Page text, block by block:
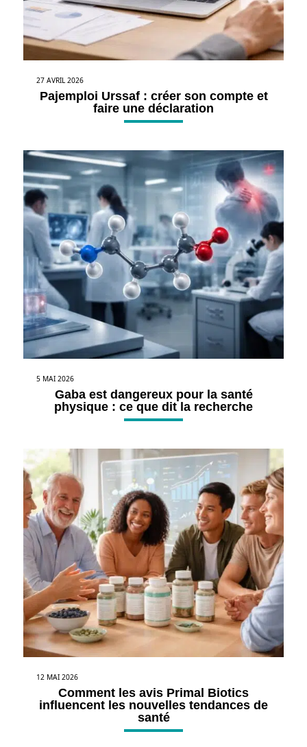
27 AVRIL 2026
Pajemploi Urssaf : créer son compte et
faire une déclaration
5 MAI 2026
Gaba est dangereux pour la santé
physique : ce que dit la recherche
12 MAI 2026
Comment les avis Primal Biotics
influencent les nouvelles tendances de
santé